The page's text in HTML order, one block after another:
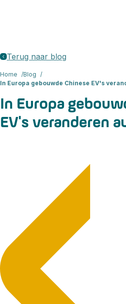
Terug naar blog
Home
Blog
In Europa gebouwde Chinese EV's
In Europa
EV's veranderen